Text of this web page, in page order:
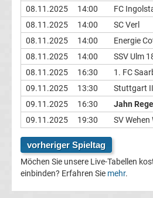
League
Europa
League
Europa
League
Premier
08.11.2025
14:00 FC
08.11.2025
14:00 SC Verl
08.11.2025
14:00 Energie
08.11.2025
14:00 SSV Ulm
08.11.2025
16:30 1. FC
09.11.2025
13:30 Stuttgart II
09.11.2025
16:30 Jahn
09.11.2025
19:30 SV Wehen
vorheriger Spieltag
Möchen Sie unsere Live-Tabellen
einbinden? Erfahren Sie mehr.